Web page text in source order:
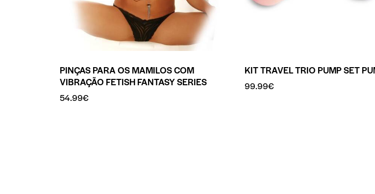
PINÇAS PARA OS MAMILOS COM
VIBRAÇÃO FETISH FANTASY SERIES
54.99€
KIT TRAVEL TRIO PUMP SET
99.99€